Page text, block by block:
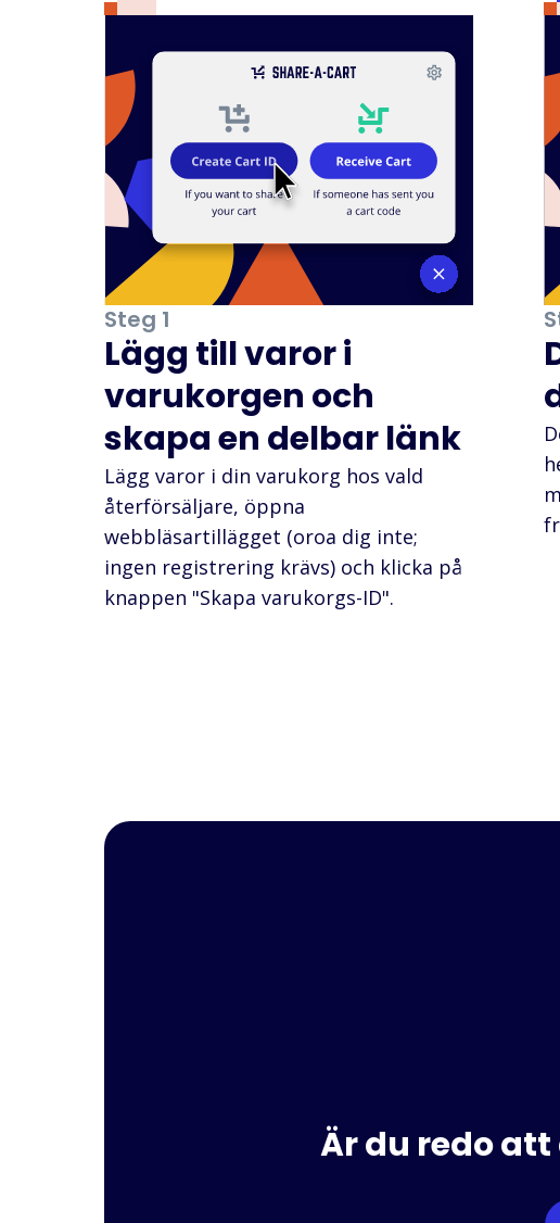
Steg 1
Lägg till varor i
varukorgen och
skapa en delbar länk
Lägg varor i din varukorg hos vald
återförsäljare, öppna
webbläsartillägget (oroa dig inte;
ingen registrering krävs) och klicka på
knappen "Skapa varukorgs-ID".
Är du redo